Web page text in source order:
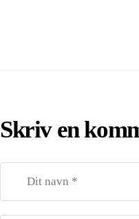
Skriv en